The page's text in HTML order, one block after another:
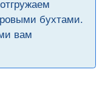
бухтами.
вам